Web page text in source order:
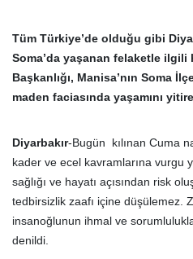
Tüm Türkiye’de olduğu gibi
Soma’da yaşanan felaketle
Başkanlığı, Manisa’nın Soma
maden faciasında yaşamını
Diyarbakır-Bugün kılınan Cuma
kader ve ecel kavramlarına vurgu
sağlığı ve hayatı açısından risk
tedbirsizlik zaafı içine düşülemez.
insanoğlunun ihmal ve
denildi.